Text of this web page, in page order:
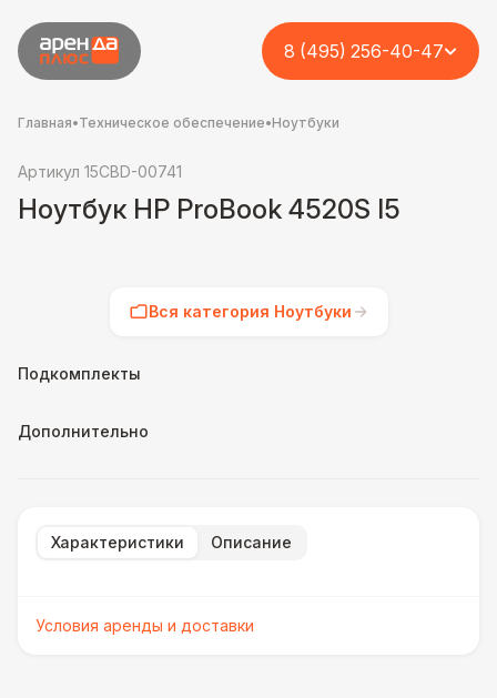
8 (495) 256-40-47
Главная•Техническое обеспечение•Ноутбуки
Артикул 15CBD-00741
Ноутбук HP ProBook 4520S I5
Вся категория Ноутбуки
Подкомплекты
Дополнительно
Характеристики Описание
Условия аренды и доставки